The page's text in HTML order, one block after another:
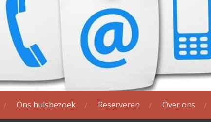
Ons huisbezoek Reserveren Over ons